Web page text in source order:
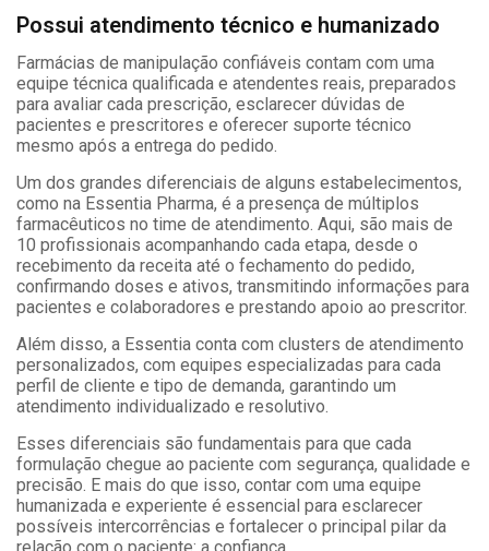
Possui atendimento técnico e humanizado
Farmácias de manipulação confiáveis contam com uma
equipe técnica qualificada e atendentes reais, preparados
para avaliar cada prescrição, esclarecer dúvidas de
pacientes e prescritores e oferecer suporte técnico
mesmo após a entrega do pedido.
Um dos grandes diferenciais de alguns estabelecimentos,
como na Essentia Pharma, é a presença de múltiplos
farmacêuticos no time de atendimento. Aqui, são mais de
10 profissionais acompanhando cada etapa, desde o
recebimento da receita até o fechamento do pedido,
confirmando doses e ativos, transmitindo informações para
pacientes e colaboradores e prestando apoio ao prescritor.
Além disso, a Essentia conta com clusters de atendimento
personalizados, com equipes especializadas para cada
perfil de cliente e tipo de demanda, garantindo um
atendimento individualizado e resolutivo.
Esses diferenciais são fundamentais para que cada
formulação chegue ao paciente com segurança, qualidade e
precisão. E mais do que isso, contar com uma equipe
humanizada e experiente é essencial para esclarecer
possíveis intercorrências e fortalecer o principal pilar da